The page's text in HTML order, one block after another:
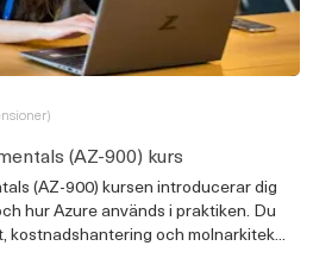
(AZ-900) kurs
(AZ-900) kursen introducerar dig
hur Azure används i praktiken. Du
kostnadshantering och molnarkitek...